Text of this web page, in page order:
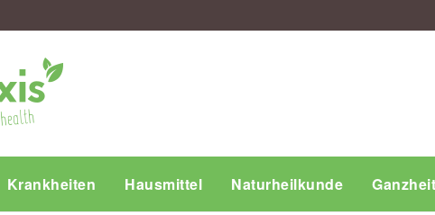
Krankheiten Hausmittel Naturheilkunde